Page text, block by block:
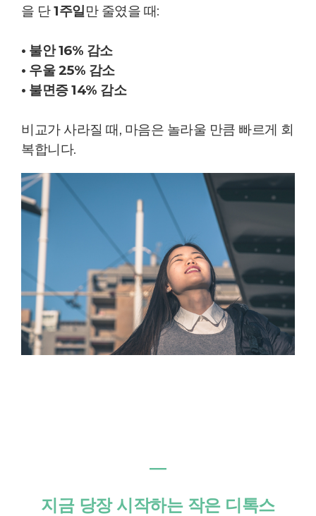
을 단1주일만 줄였을 때:
• 불안 16% 감소
• 우울 25% 감소
• 불면증 14% 감소
비교가 사라질 때, 마음은 놀라울 만큼 빠르게 회
복합니다.
―
지금 당장 시작하는 작은 디톡스